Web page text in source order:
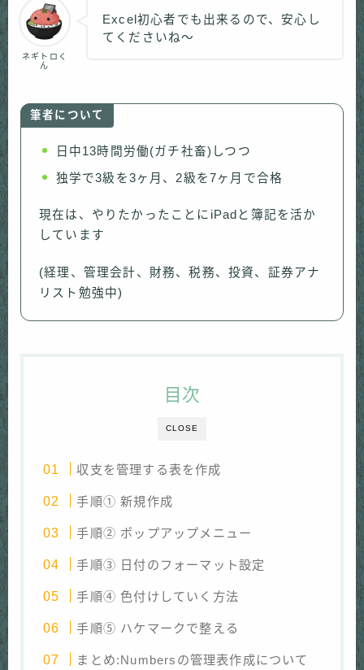
ネギトロく
ん
Excel初心者でも出来るので、安心し
てくださいね〜
筆者について
日中13時間労働(ガチ社畜)しつつ
独学で3級を3ヶ月、2級を7ヶ月で合格
現在は、やりたかったことにiPadと簿記を活か
しています
(経理、管理会計、財務、税務、投資、証券アナ
リスト勉強中)
CLOSE
目次
収支を管理する表を作成
手順① 新規作成
手順② ポップアップメニュー
手順③ 日付のフォーマット設定
手順④ 色付けしていく方法
手順⑤ ハケマークで整える
まとめ:Numbersの管理表作成について